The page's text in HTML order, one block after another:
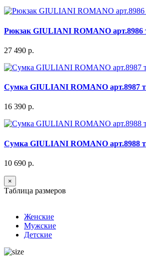
Рюкзак GIULIANI ROMANO арт.8986
27 490 р.
Сумка GIULIANI ROMANO арт.8987
16 390 р.
Сумка GIULIANI ROMANO арт.8988
10 690 р.
×
Таблица размеров
Женские
Мужские
Детские